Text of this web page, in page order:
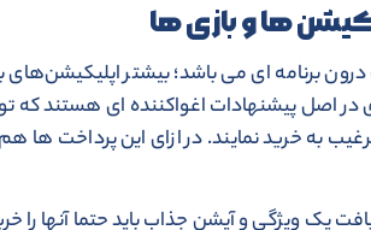
ها و بازی ها
برنامه ای می باشد؛ بیشتر اپلیکیشن‌های
در اصل پیشنهادات اغواکننده ای هستند که
به خرید نمایند. در ازای این پرداخت ها هم
یک ویژگی و آپشن جذاب باید حتما آنها را